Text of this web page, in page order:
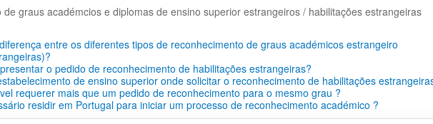
de graus académcios e diplomas de ensino superior estrangeiros / habilitações estrangeiras
entre os diferentes tipos de reconhecimento de graus académicos estrangeiro
o pedido de reconhecimento de habilitações estrangeiras?
de ensino superior onde solicitar o reconhecimento de habilitações
requerer mais que um pedido de reconhecimento para o mesmo grau ?
residir em Portugal para iniciar um processo de reconhecimento académico ?